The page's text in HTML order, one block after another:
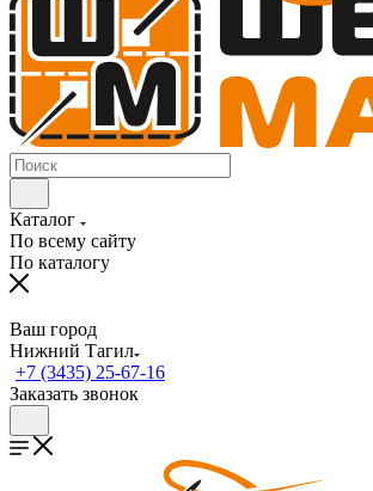
Каталог
По всему сайту
По каталогу
Ваш город
Нижний Тагил
+7 (3435) 25-67-16
Заказать звонок